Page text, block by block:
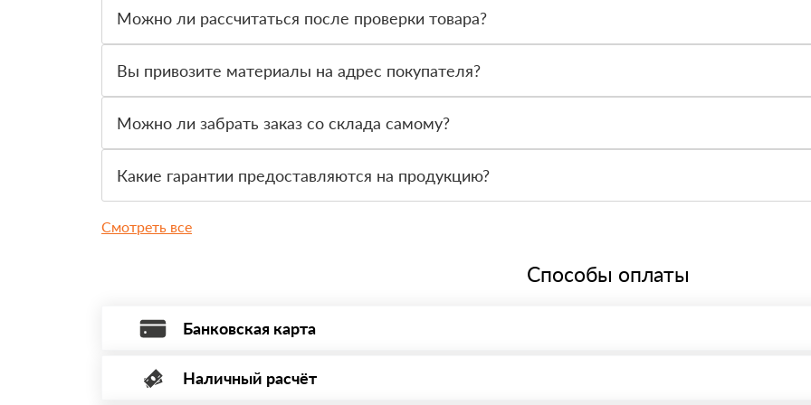
Можно ли рассчитаться после проверки товара?
Вы привозите материалы на адрес покупателя?
Можно ли забрать заказ со склада самому?
Какие гарантии предоставляются на продукцию?
Смотреть все
Способы оплаты
Банковская карта
Оплата банковской картой, через Интернет, возможна через системы электронных платежей.
Наличный расчёт